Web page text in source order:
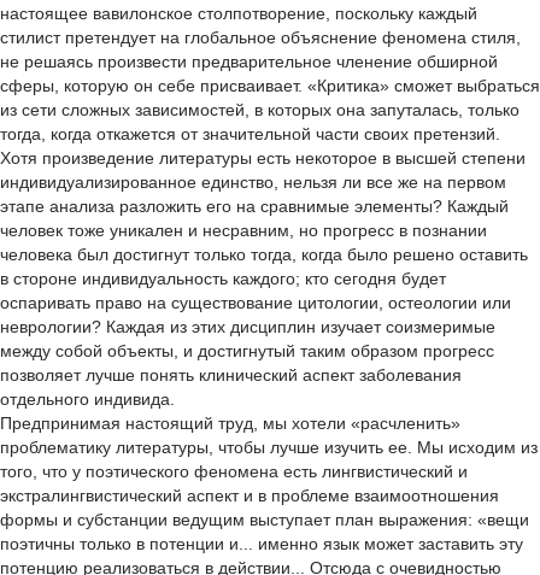
настоящее вавилонское столпотворение, поскольку каждый
стилист претендует на глобальное объяснение феномена стиля,
не решаясь произвести предварительное членение обширной
сферы, которую он себе присваивает. «Критика» сможет выбраться
из сети сложных зависимостей, в которых она запуталась, только
тогда, когда откажется от значительной части своих претензий.
Хотя произведение литературы есть некоторое в высшей степени
индивидуализированное единство, нельзя ли все же на первом
этапе анализа разложить его на сравнимые элементы? Каждый
человек тоже уникален и несравним, но прогресс в познании
человека был достигнут только тогда, когда было решено оставить
в стороне индивидуальность каждого; кто сегодня будет
оспаривать право на существование цитологии, остеологии или
неврологии? Каждая из этих дисциплин изучает соизмеримые
между собой объекты, и достигнутый таким образом прогресс
позволяет лучше понять клинический аспект заболевания
отдельного индивида.
Предпринимая настоящий труд, мы хотели «расчленить»
проблематику литературы, чтобы лучше изучить ее. Мы исходим из
того, что у поэтического феномена есть лингвистический и
экстралингвистический аспект и в проблеме взаимоотношения
формы и субстанции ведущим выступает план выражения: «вещи
поэтичны только в потенции и... именно язык может заставить эту
потенцию реализоваться в действии... Отсюда с очевидностью